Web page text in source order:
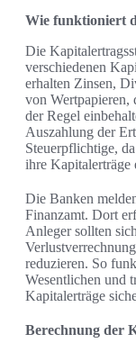
Wie funktioniert
Die
verschiedenen
erhalten Zinsen,
von Wertpapieren,
der Regel
Auszahlung der
Steuerpflichtige,
ihre Kapitalerträge
Die Banken
Finanzamt. Dort
Anleger sollten
reduzieren. So
Wesentlichen und
Kapitalerträge
Berechnung der